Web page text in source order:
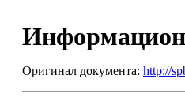
Оригинал документа: http://